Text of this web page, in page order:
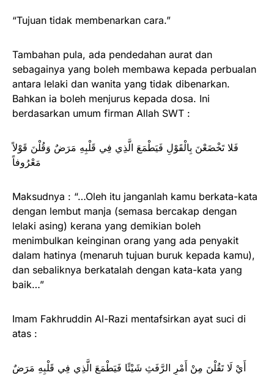
“Tujuan tidak membenarkan cara.”
Tambahan pula, ada pendedahan aurat dan
sebagainya yang boleh membawa kepada perbualan
antara lelaki dan wanita yang tidak dibenarkan.
Bahkan ia boleh menjurus kepada dosa. Ini
berdasarkan umum firman Allah SWT :
فَلا تَخْضَعْنَ بِالْقَوْلِ فَيَطْمَعَ الَّذِي فِي قَلْبِهِ مَرَضٌ وَقُلْنَ قَوْلاً
مَعْرُوفاً
Maksudnya : “…Oleh itu janganlah kamu berkata-kata
dengan lembut manja (semasa bercakap dengan
lelaki asing) kerana yang demikian boleh
menimbulkan keinginan orang yang ada penyakit
dalam hatinya (menaruh tujuan buruk kepada kamu),
dan sebaliknya berkatalah dengan kata-kata yang
baik…”
Imam Fakhruddin Al-Razi mentafsirkan ayat suci di
atas :
أَيْ لَا تَقُلْنَ مِنْ أَمْرِ الرَّفَثِ شَيْئًا فَيَطْمَعَ الَّذِي فِي قَلْبِهِ مَرَضٌ